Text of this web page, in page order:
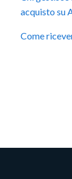
acquisto su
Come